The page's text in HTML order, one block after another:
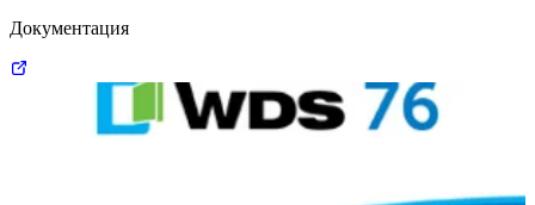
Документация